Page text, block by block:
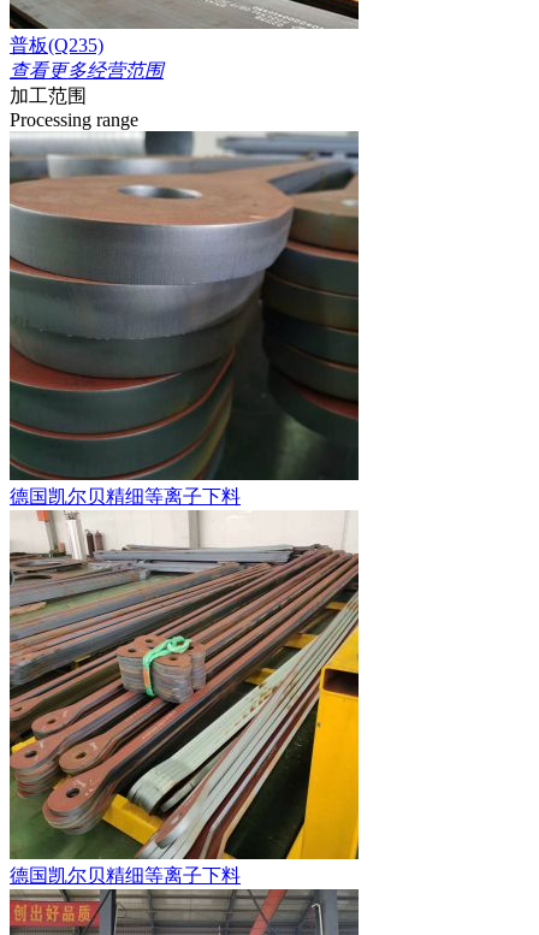
普板(Q235)
查看更多经营范围
加工范围
Processing range
德国凯尔贝精细等离子下料
德国凯尔贝精细等离子下料